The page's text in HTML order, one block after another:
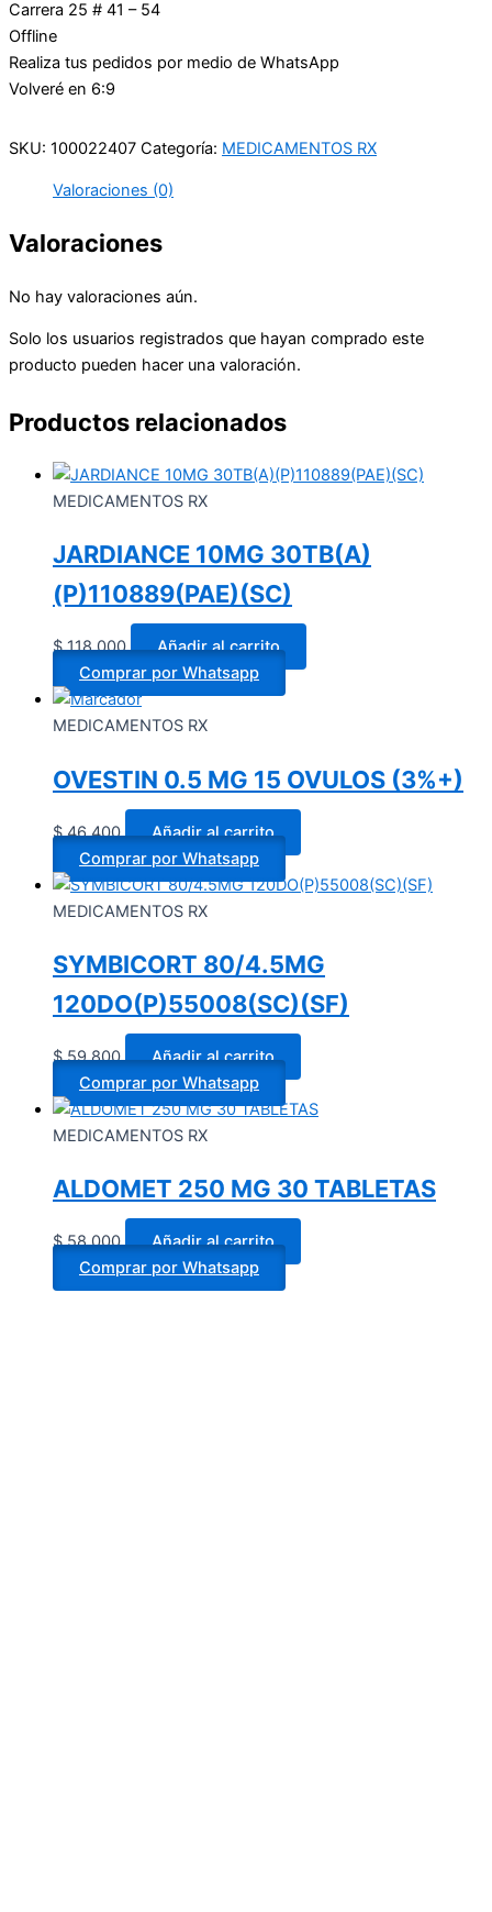
Carrera 25 # 41 – 54
Offline
Realiza tus pedidos por medio de WhatsApp
Volveré en 6:9
SKU: 100022407 Categoría: MEDICAMENTOS RX
Valoraciones (0)
Valoraciones
No hay valoraciones aún.
Solo los usuarios registrados que hayan comprado este
producto pueden hacer una valoración.
Productos relacionados
MEDICAMENTOS RX
JARDIANCE 10MG 30TB(A)
(P)110889(PAE)(SC)
$118.000
Añadir al carrito
Comprar por Whatsapp
MEDICAMENTOS RX
OVESTIN 0.5 MG 15 OVULOS (3%+)
$46.400
Añadir al carrito
Comprar por Whatsapp
MEDICAMENTOS RX
SYMBICORT 80/4.5MG
120DO(P)55008(SC)(SF)
$59.800
Añadir al carrito
Comprar por Whatsapp
MEDICAMENTOS RX
ALDOMET 250 MG 30 TABLETAS
$58.000
Añadir al carrito
Comprar por Whatsapp